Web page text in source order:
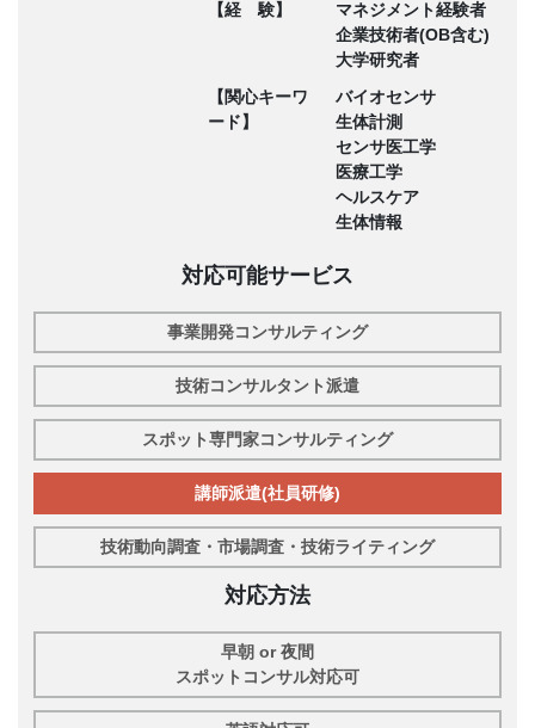
【経 験】
マネジメント経験者
企業技術者(OB含む)
大学研究者
【関心キーワ
ード】
バイオセンサ
生体計測
センサ医工学
医療工学
ヘルスケア
生体情報
対応可能サービス
事業開発コンサルティング
技術コンサルタント派遣
スポット専門家コンサルティング
講師派遣(社員研修)
技術動向調査・市場調査・技術ライティング
対応方法
早朝 or 夜間
スポットコンサル対応可